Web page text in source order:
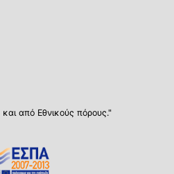
από Εθνικούς πόρους."